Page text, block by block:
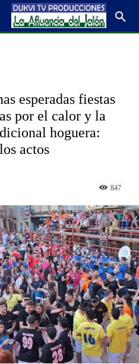
esperadas fiestas
por el calor y la
hoguera:
actos
847